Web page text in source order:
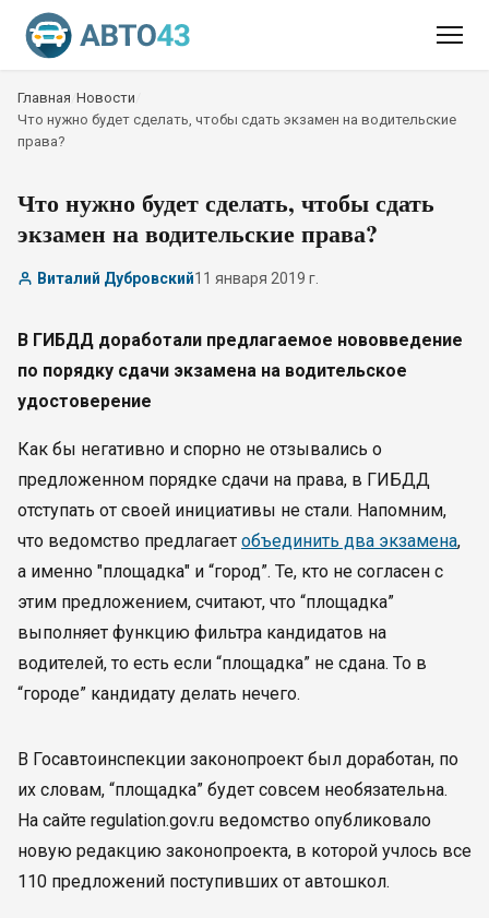
Главная Новости
Что нужно будет сделать, чтобы сдать экзамен на водительские
права?
Что нужно будет сделать, чтобы сдать
экзамен на водительские права?
Виталий Дубровский11 января 2019 г.
В ГИБДД доработали предлагаемое нововведение
по порядку сдачи экзамена на водительское
удостоверение
Как бы негативно и спорно не отзывались о
предложенном порядке сдачи на права, в ГИБДД
отступать от своей инициативы не стали. Напомним,
что ведомство предлагает объединить два экзамена,
а именно "площадка" и “город”. Те, кто не согласен с
этим предложением, считают, что “площадка”
выполняет функцию фильтра кандидатов на
водителей, то есть если “площадка” не сдана. То в
“городе” кандидату делать нечего.
В Госавтоинспекции законопроект был доработан, по
их словам, “площадка” будет совсем необязательна.
На сайте regulation.gov.ru ведомство опубликовало
новую редакцию законопроекта, в которой учлось все
110 предложений поступивших от автошкол.